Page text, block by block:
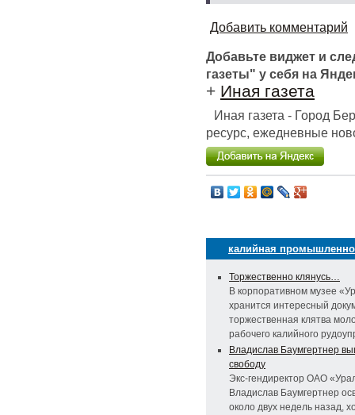
Добавить комментарий
Добавьте виджет и
газеты" у себя на
+ Иная газета
Иная газета - Город
ресурс, ежедневные
калийная
Торжественно клянусь…
В корпоративном музее
хранится интересный
торжественная клятва
рабочего калийного
Владислав Баумгертнер
свободу
Экс-гендиректор ОАО
Владислав Баумгертнер
около двух недель назад,